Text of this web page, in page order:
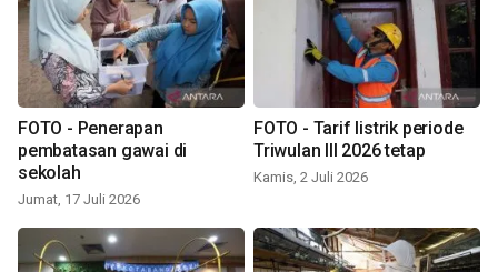
FOTO - Penerapan
pembatasan gawai di
sekolah
Jumat, 17 Juli 2026
FOTO - Tarif listrik periode
Triwulan III 2026 tetap
Kamis, 2 Juli 2026